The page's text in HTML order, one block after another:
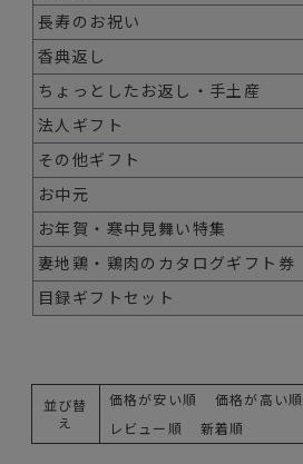
長寿のお祝い
香典返し
ちょっとしたお返し・手土産
法人ギフト
その他ギフト
お中元
お年賀・寒中見舞い特集
妻地鶏・鶏肉のカタログギフト券
目録ギフトセット
並び替
え
価格が安い順 価格が高い順
レビュー順
新着順